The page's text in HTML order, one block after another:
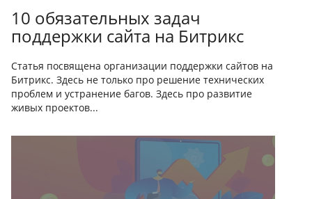
10 обязательных задач
поддержки сайта на Битрикс
Статья посвящена организации поддержки сайтов на
Битрикс. Здесь не только про решение технических
проблем и устранение багов. Здесь про развитие
живых проектов...